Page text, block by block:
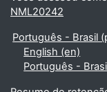
NML20242
Português - Brasil
English ‎(en)‎
Português -